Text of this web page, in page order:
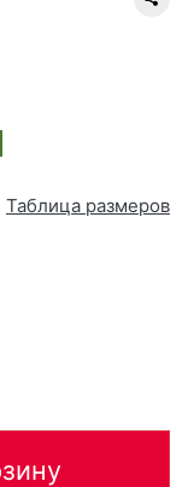
Таблица размеров